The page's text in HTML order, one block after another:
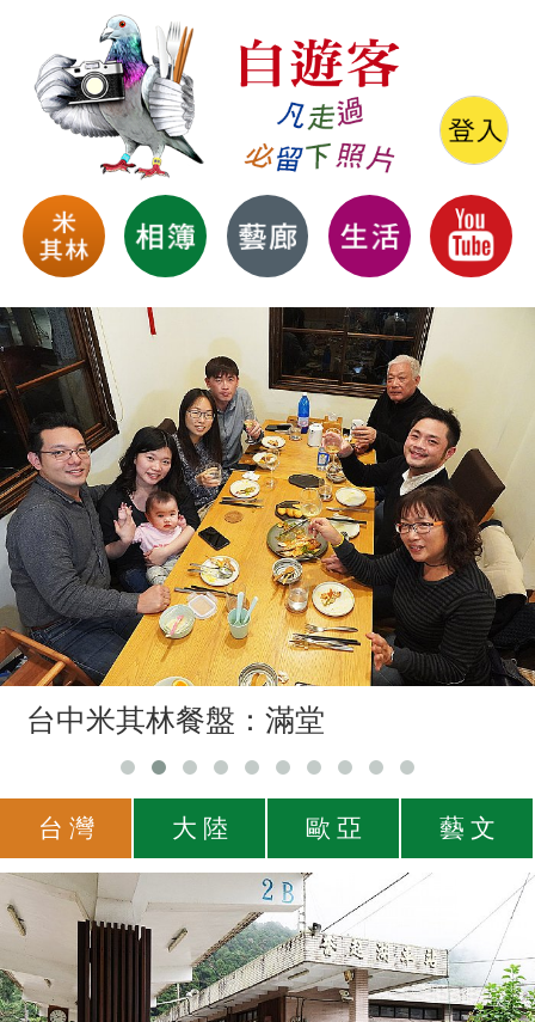
台中米其林餐盤：滿堂
台 灣 大 陸 歐 亞 藝 文